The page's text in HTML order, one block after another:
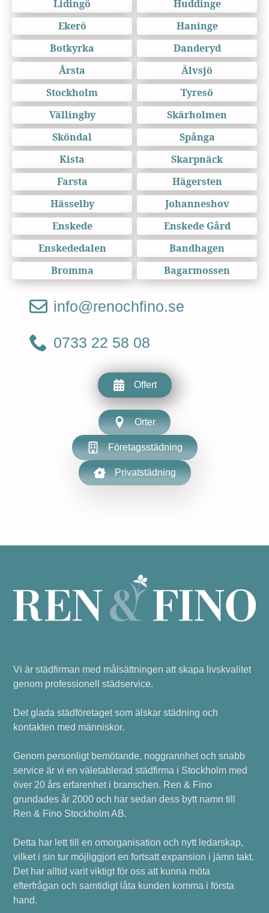
Lidingö
Huddinge
Ekerö
Haninge
Botkyrka
Danderyd
Årsta
Älvsjö
Stockholm
Tyresö
Vällingby
Skärholmen
Sköndal
Spånga
Kista
Skarpnäck
Farsta
Hägersten
Hässelby
Johanneshov
Enskede
Enskede Gård
Enskededalen
Bandhagen
Bromma
Bagarmossen
info@renochfino.se
0733 22 58 08
Offert
Orter
Företagsstädning
Privatstädning
Vi är städfirman med målsättningen att skapa livskvalitet
genom professionell städservice.
Det glada städföretaget som älskar städning och
kontakten med människor.
Genom personligt bemötande, noggrannhet och snabb
service är vi en väletablerad städfirma i Stockholm med
över 20 års erfarenhet i branschen. Ren & Fino
grundades år 2000 och har sedan dess bytt namn till
Ren & Fino Stockholm AB.
Detta har lett till en omorganisation och nytt ledarskap,
vilket i sin tur möjliggjort en fortsatt expansion i jämn takt.
Det har alltid varit viktigt för oss att kunna möta
efterfrågan och samtidigt låta kunden komma i första
hand.